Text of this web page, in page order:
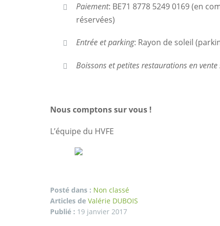
Paiement: BE71 8778 5249 0169 (en
réservées)
Entrée et parking: Rayon de soleil
Boissons et petites restaurations en vente
Nous comptons sur vous !
L’équipe du HVFE
Posté dans : Non classé
Articles de Valérie DUBOIS
Publié : 19 janvier 2017